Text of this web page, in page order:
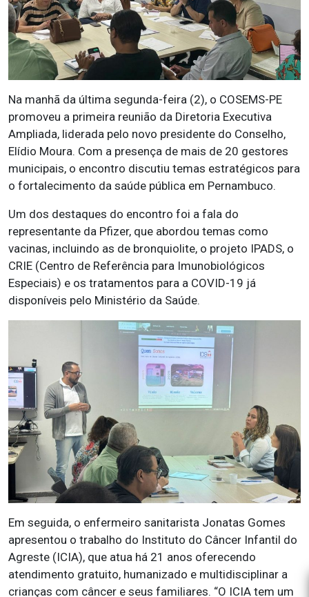
Na manhã da última segunda-feira (2), o COSEMS-PE
promoveu a primeira reunião da Diretoria Executiva
Ampliada, liderada pelo novo presidente do Conselho,
Elídio Moura. Com a presença de mais de 20 gestores
municipais, o encontro discutiu temas estratégicos para
o fortalecimento da saúde pública em Pernambuco.
Um dos destaques do encontro foi a fala do
representante da Pfizer, que abordou temas como
vacinas, incluindo as de bronquiolite, o projeto IPADS, o
CRIE (Centro de Referência para Imunobiológicos
Especiais) e os tratamentos para a COVID-19 já
disponíveis pelo Ministério da Saúde.
Em seguida, o enfermeiro sanitarista Jonatas Gomes
apresentou o trabalho do Instituto do Câncer Infantil do
Agreste (ICIA), que atua há 21 anos oferecendo
atendimento gratuito, humanizado e multidisciplinar a
crianças com câncer e seus familiares. “O ICIA tem um